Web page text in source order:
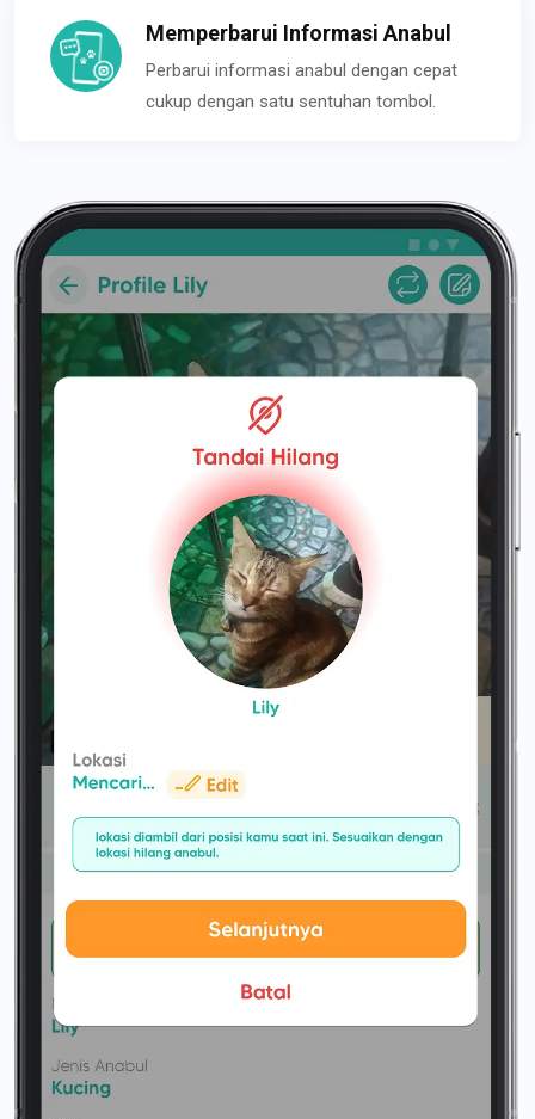
Memperbarui Informasi Anabul
Perbarui informasi anabul dengan cepat
cukup dengan satu sentuhan tombol.